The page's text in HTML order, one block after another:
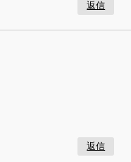
返信
返信